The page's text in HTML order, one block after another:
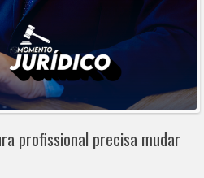
profissional precisa mudar